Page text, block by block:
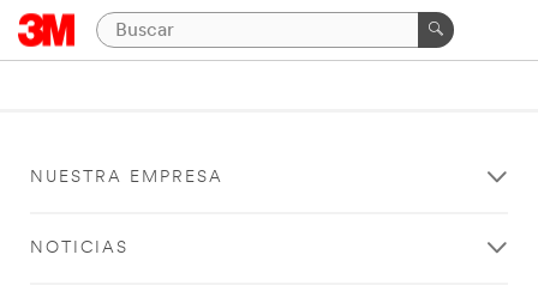
NUESTRA EMPRESA
NOTICIAS